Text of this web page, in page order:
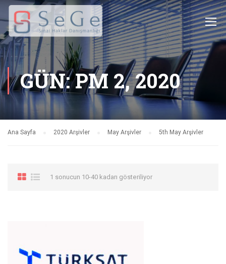
GÜN: PM 2, 2020
Ana Sayfa 2020 Arşivler May Arşivler 5th May Arşivler
1 sonucun 10-40 kadarı gösteriliyor